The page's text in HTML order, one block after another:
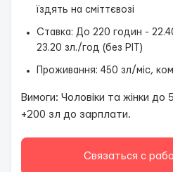
їздять на сміттєвозі
Ставка: До 220 годин -
23.20 зл./год (без PIT)
Проживання: 450 зл/міс,
Вимоги: Чоловіки та жінки
+200 зл до зарплати.
Связаться с